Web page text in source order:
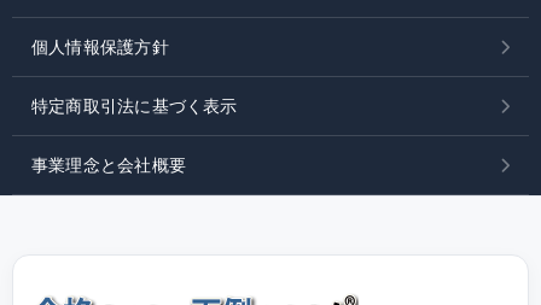
個人情報保護方針
特定商取引法に基づく表示
事業理念と会社概要